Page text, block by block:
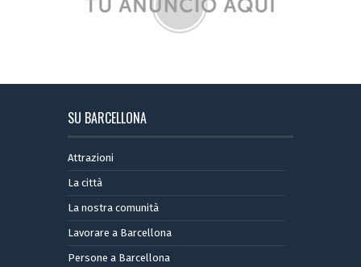
SU BARCELLONA
Attrazioni
La città
La nostra comunità
Lavorare a Barcellona
Persone a Barcellona